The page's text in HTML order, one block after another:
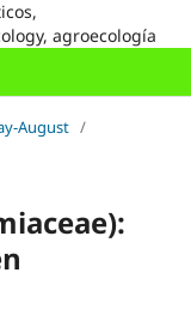
agroecología
August /